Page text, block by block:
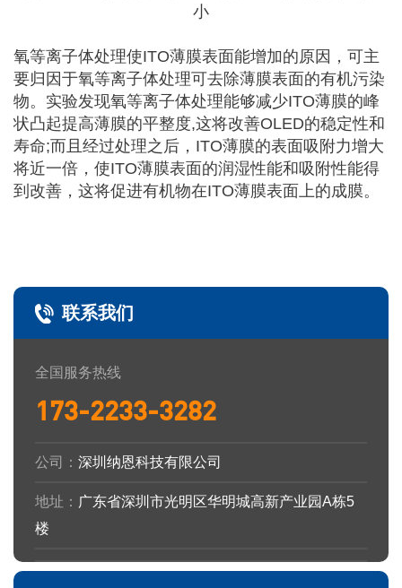
小
氧等离子体处理使ITO薄膜表面能增加的原因，可主
要归因于氧等离子体处理可去除薄膜表面的有机污染
物。实验发现氧等离子体处理能够减少ITO薄膜的峰
状凸起提高薄膜的平整度,这将改善OLED的稳定性和
寿命;而且经过处理之后，ITO薄膜的表面吸附力增大
将近一倍，使ITO薄膜表面的润湿性能和吸附性能得
到改善，这将促进有机物在ITO薄膜表面上的成膜。
联系我们
全国服务热线
173-2233-3282
公司： 深圳纳恩科技有限公司
地址： 广东省深圳市光明区华明城高新产业园A栋5
楼